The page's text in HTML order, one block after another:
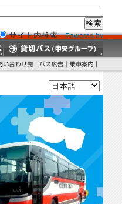
サイト内検索Powered by
Google